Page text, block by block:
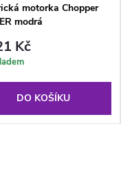
motorka Chopper
modrá
Kč
DO KOŠÍKU